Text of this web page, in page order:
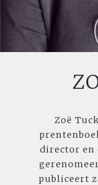
Zoë
director en
publiceert